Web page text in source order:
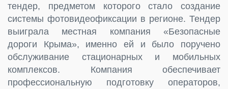
тендер, предметом которого стало создание
системы фотовидеофиксации в регионе. Тендер
выиграла местная компания «Безопасные
дороги Крыма», именно ей и было поручено
обслуживание стационарных и мобильных
комплексов. Компания обеспечивает
профессиональную подготовку операторов,